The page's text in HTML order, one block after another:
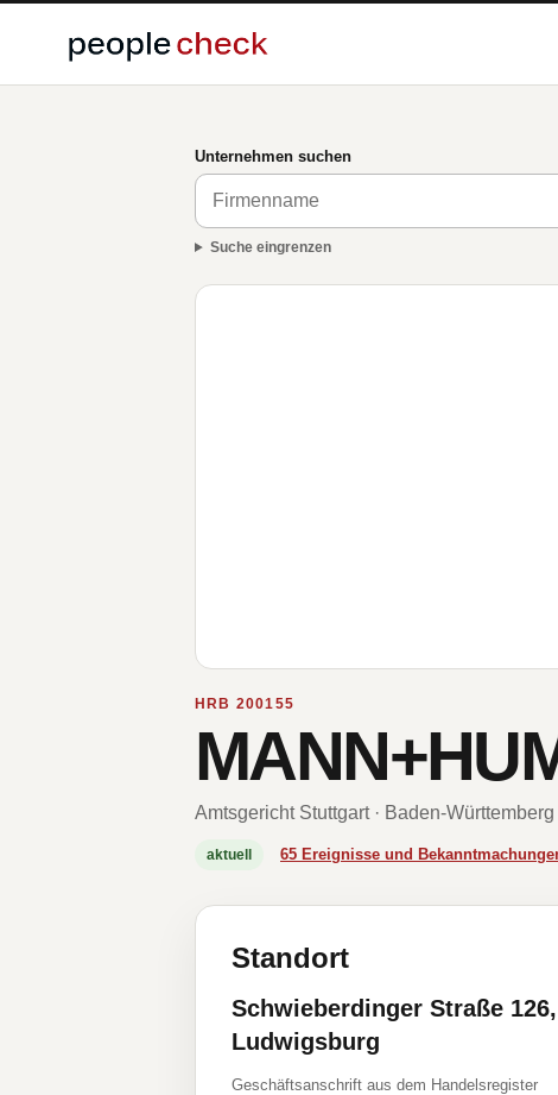
Unternehmen suchen
Suche eingrenzen
HRB 200155
Amtsgericht Stuttgart · Baden-Württemberg
aktuell 65 Ereignisse und
Standort
Schwieberdinger Straße
Ludwigsburg
Geschäftsanschrift aus dem Handelsregister